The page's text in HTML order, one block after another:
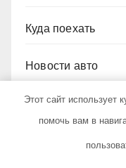
Куда поехать
Новости авто
Новости плюс
Этот сайт использует
помочь вам в